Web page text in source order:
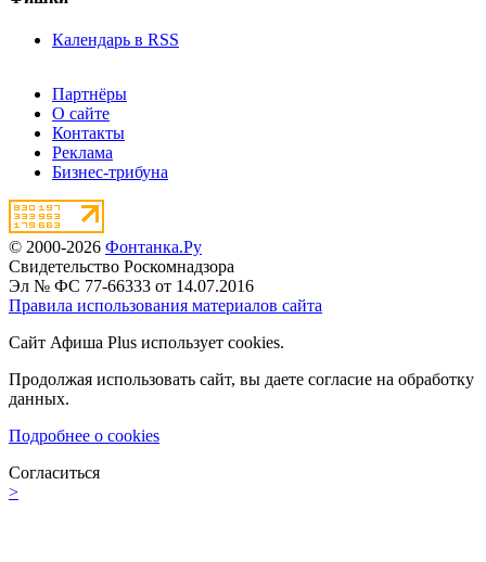
Календарь в RSS
Партнёры
О сайте
Контакты
Реклама
Бизнес-трибуна
© 2000-2026 Фонтанка.Ру
Свидетельство Роскомнадзора
Эл № ФС 77-66333 от 14.07.2016
Правила использования материалов сайта
Сайт Афиша Plus использует cookies.
Продолжая использовать сайт, вы даете согласие на обработку
данных.
Подробнее о cookies
Согласиться
>